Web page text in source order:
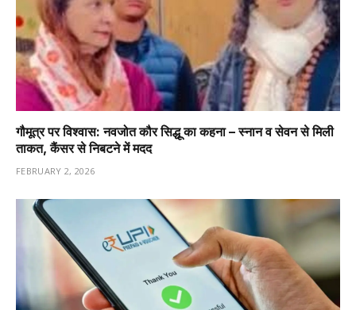
गौमूत्र पर विश्वास: नवजोत कौर सिद्धू का कहना – स्नान व सेवन से मिली
ताकत, कैंसर से निबटने में मदद
FEBRUARY 2, 2026